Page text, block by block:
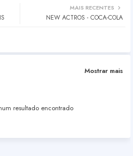
MAIS RECENTES
NEW ACTROS - COCA-COLA
Mostrar mais
resultado encontrado